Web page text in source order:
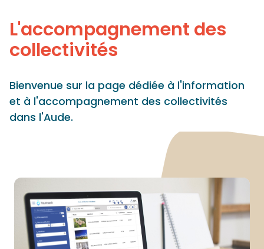
L'accompagnement des
collectivités
Bienvenue sur la page dédiée à l'information
et à l'accompagnement des collectivités
dans l'Aude.